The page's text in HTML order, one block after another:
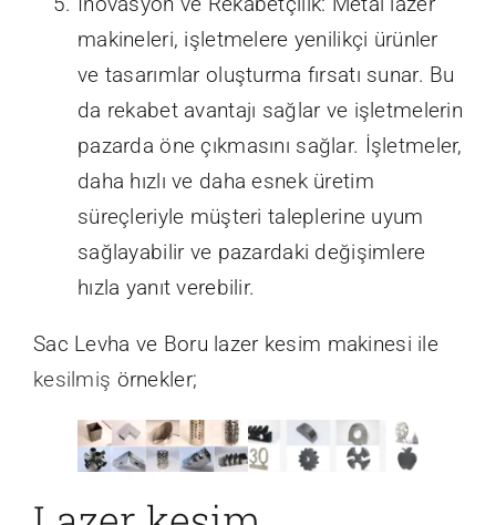
makineleri, işletmelere yenilikçi ürünler
ve tasarımlar oluşturma fırsatı sunar. Bu
da rekabet avantajı sağlar ve işletmelerin
pazarda öne çıkmasını sağlar. İşletmeler,
daha hızlı ve daha esnek üretim
süreçleriyle müşteri taleplerine uyum
sağlayabilir ve pazardaki değişimlere
hızla yanıt verebilir.
Sac Levha ve Boru lazer kesim makinesi ile
kesilmiş örnekler;